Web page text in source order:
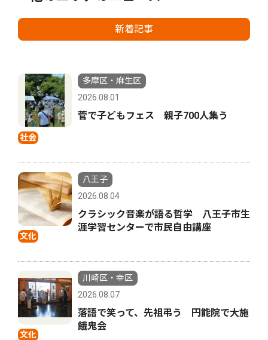
新着記事
社会
多摩区・麻生区
2026.08.01
菅で子どもフェス 親子700人集う
文化
八王子
2026.08.04
クラシック音楽が語る哲学 八王子市生
涯学習センターで市民自由講座
文化
川崎区・幸区
2026.08.07
落語で笑って、先祖弔う 円能院で大施
餓鬼会